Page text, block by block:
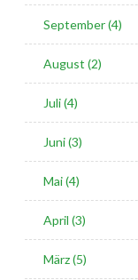
September (4)
August (2)
Juli (4)
Juni (3)
Mai (4)
April (3)
März (5)